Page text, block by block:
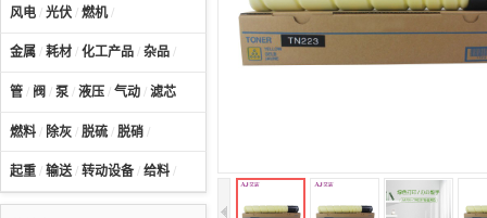
风电 / 光伏 / 燃机/
金属 / 耗材 / 化工产品 / 杂品 /
管 / 阀 / 泵 / 液压 / 气动 / 滤芯
燃料 / 除灰 / 脱硫 / 脱硝 /
起重 / 输送/ 转动设备 / 给料 /